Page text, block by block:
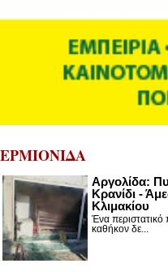
ΕΡΜΙΟΝΙΔΑ
Αργολίδα:
Κρανίδι -
Κλιμακίου
Ένα περιστατικό
καθήκον δε...